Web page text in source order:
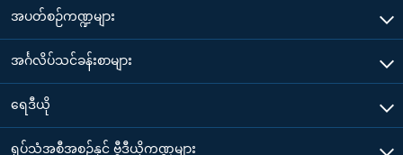
အပတ်စဉ်ကဏ္ဍများ
အင်္ဂလိပ်သင်ခန်းစာများ
ရေဒီယို
ရုပ်သံအစီအစဉ်နှင့် ဗွီဒီယိုကဏ္ဍများ